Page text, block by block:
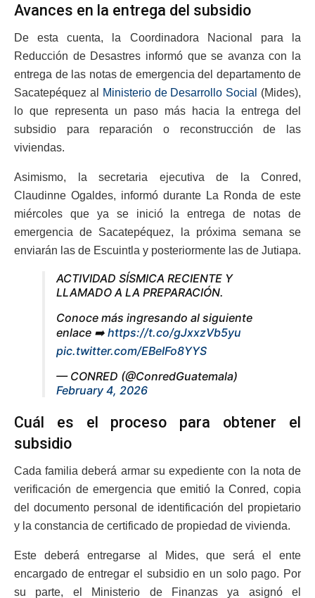
Avances en la entrega del subsidio
De esta cuenta, la Coordinadora Nacional para la
Reducción de Desastres informó que se avanza con la
entrega de las notas de emergencia del departamento de
Sacatepéquez al
Ministerio de Desarrollo Social
(Mides),
lo que representa un paso más hacia la entrega del
subsidio para reparación o reconstrucción de las
viviendas.
Asimismo, la secretaria ejecutiva de la Conred,
Claudinne Ogaldes, informó durante La Ronda de este
miércoles que ya se inició la entrega de notas de
emergencia de Sacatepéquez, la próxima semana se
enviarán las de Escuintla y posteriormente las de Jutiapa.
ACTIVIDAD SÍSMICA RECIENTE Y
LLAMADO A LA PREPARACIÓN.
Conoce más ingresando al siguiente
enlace ➡️ https://t.co/gJxxzVb5yu
pic.twitter.com/EBeIFo8YYS
— CONRED (@ConredGuatemala)
February 4, 2026
Cuál es el proceso para obtener el
subsidio
Cada familia deberá armar su expediente con la nota de
verificación de emergencia que emitió la Conred, copia
del documento personal de identificación del propietario
y la constancia de certificado de propiedad de vivienda.
Este deberá entregarse al Mides, que será el ente
encargado de entregar el subsidio en un solo pago. Por
su parte, el Ministerio de Finanzas ya asignó el